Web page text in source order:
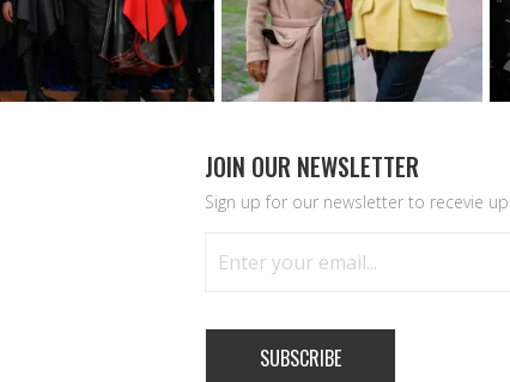
JOIN OUR NEWSLETTER
Sign up for our newsletter to recevie
SUBSCRIBE